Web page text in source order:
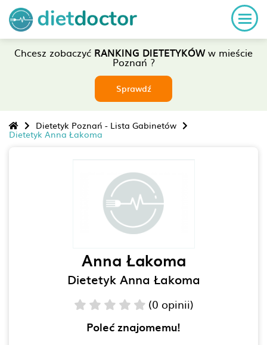
Chcesz zobaczyć RANKING DIETETYKÓWw mieście
Poznań ?
Sprawdź
Dietetyk Poznań - Lista Gabinetów
Dietetyk Anna Łakoma
Anna Łakoma
Dietetyk Anna Łakoma
(0 opinii)
Poleć znajomemu!